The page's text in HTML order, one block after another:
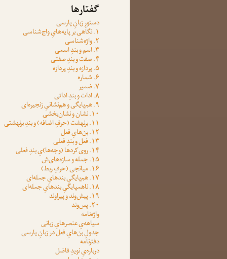
گفتارها
دستورِ زبانِ پارسی
۱. نگاهی بر پایه‌هایِ واج‌شناسی
۲. واژه‌شناسی
۳. اسم و بندِ اسمی
۴. صفت و بندِ صفتی
۵. پردازه و بندِ پردازه
۶. شماره
۷. ضمیر
۸. ادات و بندِ اداتی
۹. هم‌پایگی و هم‌نشانیِ زنجیره‌ای
۱۰. نشان و نشان‌بخشی
۱۱. برنهشت (حرفِ اضافه) و بندِ برنهشتی
۱۲. بن‌هایِ فعل
۱۳. فعل و بندِ فعلی
۱۴. روی‌کردها (وجه‌ها)یِ بندِ فعلی
۱۵. جمله و سازه‌های‌ش
۱۶. میانجی (حرفِ ربط)
۱۷. هم‌پایگیِ بندهایِ جمله‌ای
۱۸. ناهمپایگیِ بندهایِ جمله‌ای
۱۹. پیش‌وند و پیراوند
۲۰. پس‌وند
واژه‌نامه
سیاهه‌یِ عنصرهایِ زبانی
جدولِ بن‌هایِ فعل در زبانِ پارسی
دفترنامه
درباره‌یِ نویدِ فاضل